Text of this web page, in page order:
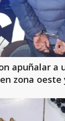
apuñalar a
zona